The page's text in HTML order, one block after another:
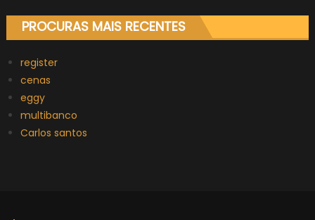
PROCURAS MAIS RECENTES
register
cenas
eggy
multibanco
Carlos santos